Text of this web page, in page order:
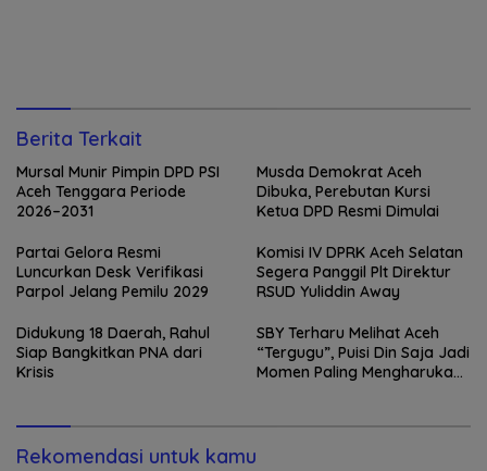
Berita Terkait
Mursal Munir Pimpin DPD PSI
Aceh Tenggara Periode
2026–2031
Musda Demokrat Aceh
Dibuka, Perebutan Kursi
Ketua DPD Resmi Dimulai
Partai Gelora Resmi
Luncurkan Desk Verifikasi
Parpol Jelang Pemilu 2029
Komisi IV DPRK Aceh Selatan
Segera Panggil Plt Direktur
RSUD Yuliddin Away
Didukung 18 Daerah, Rahul
Siap Bangkitkan PNA dari
Krisis
SBY Terharu Melihat Aceh
“Tergugu”, Puisi Din Saja Jadi
Momen Paling Mengharukan
Rekomendasi untuk kamu